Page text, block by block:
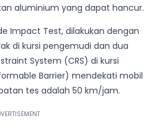
aluminium yang dapat hancur.
Impact Test, dilakukan dengan
di kursi pengemudi dan dua
System (CRS) di kursi
Barrier) mendekati mobil
tes adalah 50 km/jam.